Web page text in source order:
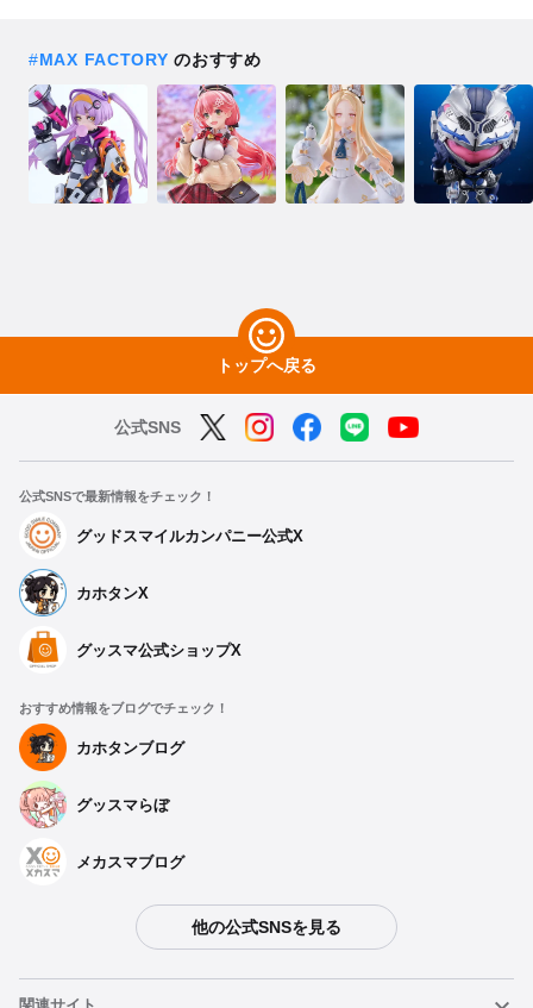
#MAX FACTORY のおすすめ
トップへ戻る
公式SNS
公式SNSで最新情報をチェック！
グッドスマイルカンパニー公式X
カホタンX
グッスマ公式ショップX
おすすめ情報をブログでチェック！
カホタンブログ
グッスマらぼ
メカスマブログ
他の公式SNSを見る